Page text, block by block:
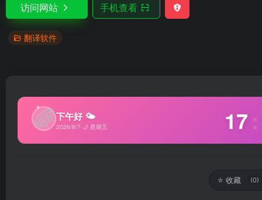
访问网站 手机查看
翻译软件
🌈下午好 🌤
2026/8/7·🌙 星期五 17 :
✦
⭐ 收藏 (0)